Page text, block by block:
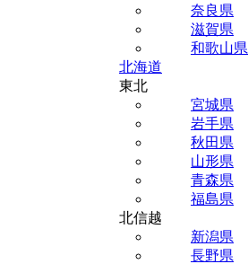
奈良県
滋賀県
和歌山県
北海道
東北
宮城県
岩手県
秋田県
山形県
青森県
福島県
北信越
新潟県
長野県